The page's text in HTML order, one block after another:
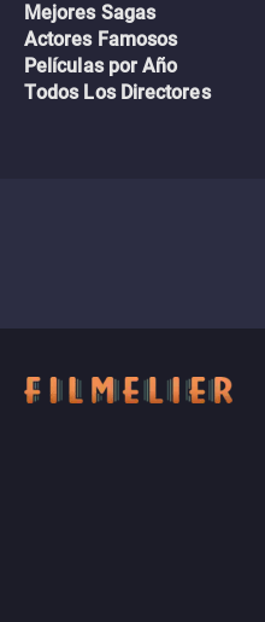
Mejores Sagas
Actores Famosos
Películas por Año
Todos Los Directores